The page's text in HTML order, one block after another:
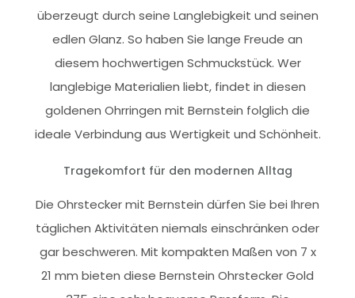
überzeugt durch seine Langlebigkeit und seinen
edlen Glanz. So haben Sie lange Freude an
diesem hochwertigen Schmuckstück. Wer
langlebige Materialien liebt, findet in diesen
goldenen Ohrringen mit Bernstein folglich die
ideale Verbindung aus Wertigkeit und Schönheit.
Tragekomfort für den modernen Alltag
Die Ohrstecker mit Bernstein dürfen Sie bei Ihren
täglichen Aktivitäten niemals einschränken oder
gar beschweren. Mit kompakten Maßen von 7 x
21 mm bieten diese Bernstein Ohrstecker Gold